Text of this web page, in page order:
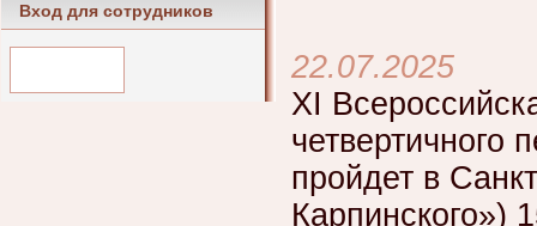
Вход для сотрудников
22.07.2025
XI
четвертичного
пройдет в
Карпинского»)